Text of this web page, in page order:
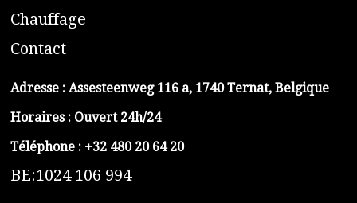
Chauffage
Contact
Adresse : Assesteenweg 116 a, 1740 Ternat, Belgique
Horaires : Ouvert 24h/24
Téléphone : +32 480 20 64 20
BE:1024 106 994